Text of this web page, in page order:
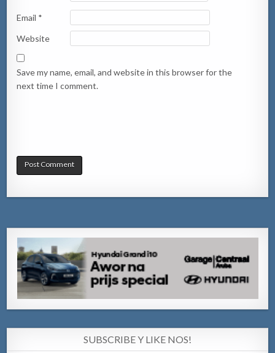
Email *
Website
Save my name, email, and website in this browser for the
next time I comment.
SUBSCRIBE Y LIKE NOS!